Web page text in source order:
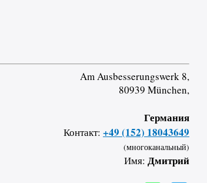
Am Ausbesserungswerk 8,
80939 München,
Германия
Контакт: +49 (152) 18043649
(многоканальный)
Имя: Дмитрий